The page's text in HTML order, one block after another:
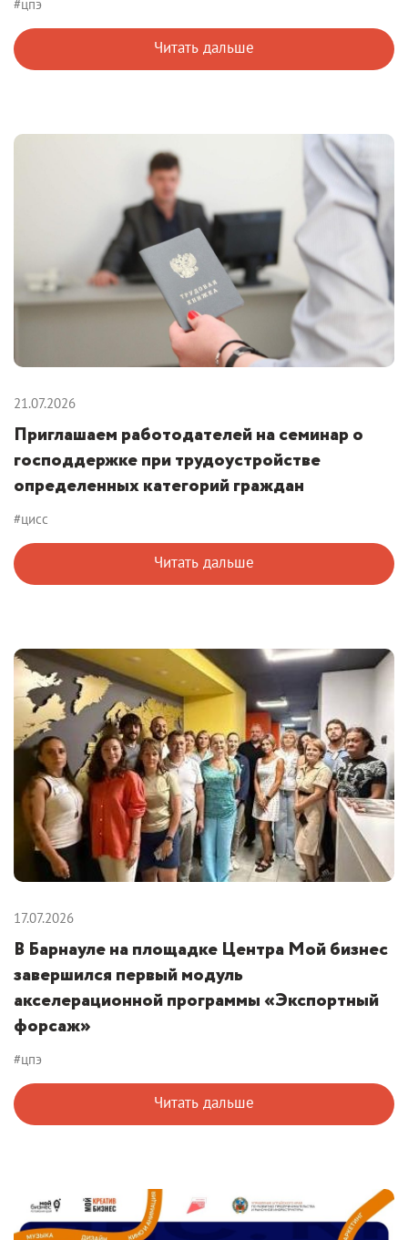
#цпэ
Читать дальше
21.07.2026
Приглашаем работодателей на семинар о
господдержке при трудоустройстве
определенных категорий граждан
#цисс
Читать дальше
17.07.2026
В Барнауле на площадке Центра Мой бизнес
завершился первый модуль
акселерационной программы «Экспортный
форсаж»
#цпэ
Читать дальше